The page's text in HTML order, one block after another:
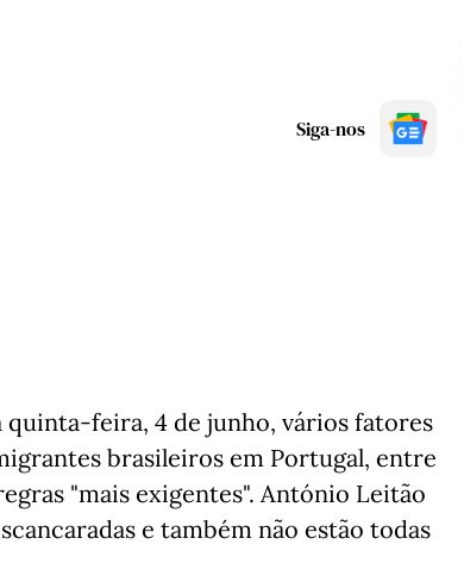
Siga-nos
feira, 4 de junho, vários fatores
brasileiros em Portugal, entre
"mais exigentes". António Leitão
e também não estão todas